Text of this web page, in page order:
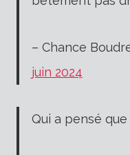
– Chance
juin 2024
Qui a pensé